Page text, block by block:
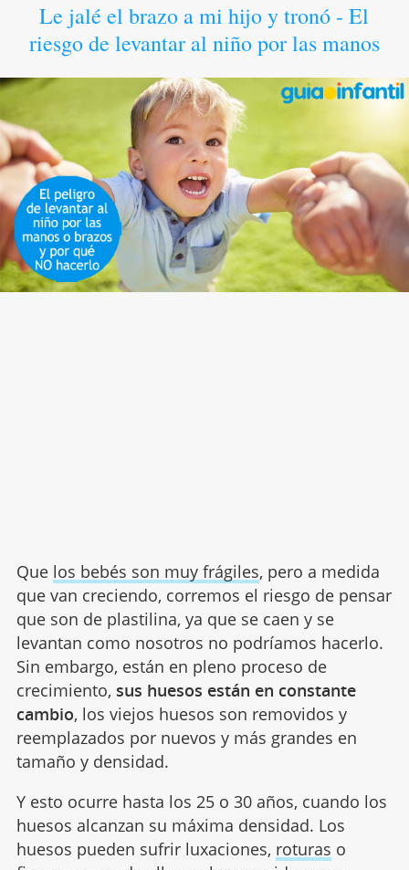
Le jalé el brazo a mi hijo y tronó - El
riesgo de levantar al niño por las manos
Que los bebés son muy frágiles, pero a medida
que van creciendo, corremos el riesgo de pensar
que son de plastilina, ya que se caen y se
levantan como nosotros no podríamos hacerlo.
Sin embargo, están en pleno proceso de
crecimiento, sus huesos están en constante
cambio, los viejos huesos son removidos y
reemplazados por nuevos y más grandes en
tamaño y densidad.
Y esto ocurre hasta los 25 o 30 años, cuando los
huesos alcanzan su máxima densidad. Los
huesos pueden sufrir luxaciones, roturas o